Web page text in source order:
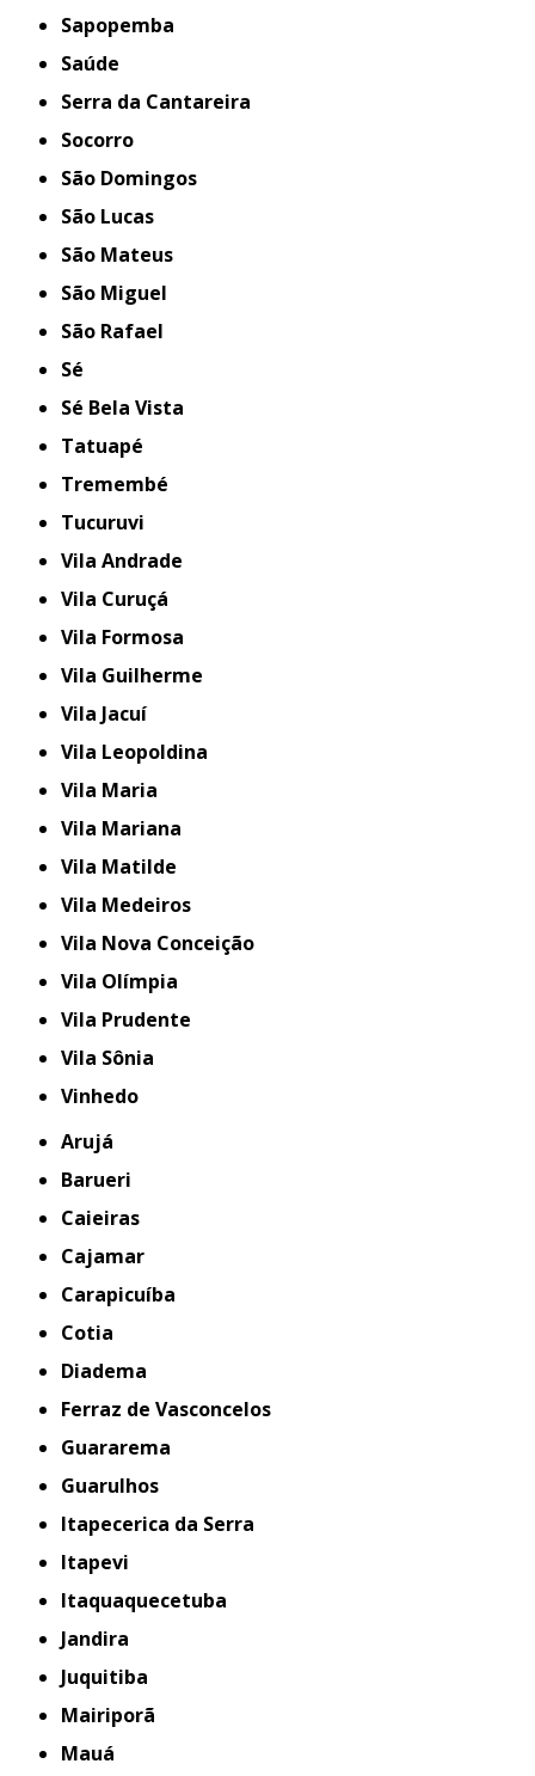
Sapopemba
Saúde
Serra da Cantareira
Socorro
São Domingos
São Lucas
São Mateus
São Miguel
São Rafael
Sé
Sé Bela Vista
Tatuapé
Tremembé
Tucuruvi
Vila Andrade
Vila Curuçá
Vila Formosa
Vila Guilherme
Vila Jacuí
Vila Leopoldina
Vila Maria
Vila Mariana
Vila Matilde
Vila Medeiros
Vila Nova Conceição
Vila Olímpia
Vila Prudente
Vila Sônia
Vinhedo
Arujá
Barueri
Caieiras
Cajamar
Carapicuíba
Cotia
Diadema
Ferraz de Vasconcelos
Guararema
Guarulhos
Itapecerica da Serra
Itapevi
Itaquaquecetuba
Jandira
Juquitiba
Mairiporã
Mauá